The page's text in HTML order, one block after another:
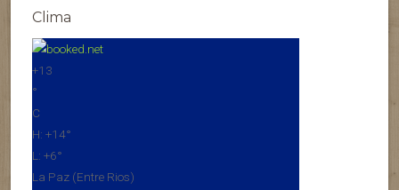
Clima
+13
°
C
H: +14°
L: +6°
La Paz (Entre Rios)